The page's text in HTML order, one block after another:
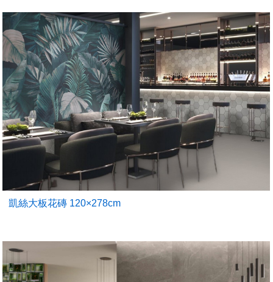
凱絲大板花磚 120×278cm